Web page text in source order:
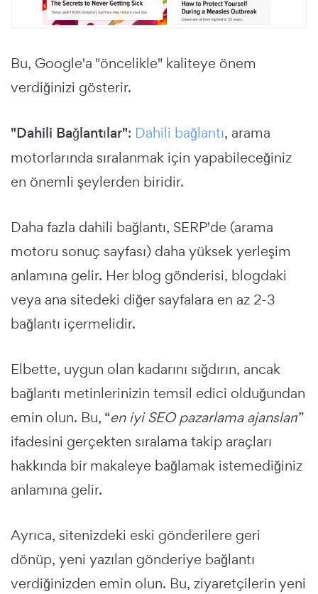
Bu, Google'a "öncelikle" kaliteye önem
verdiğinizi gösterir.
"Dahili Bağlantılar": Dahili bağlantı, arama
motorlarında sıralanmak için yapabileceğiniz
en önemli şeylerden biridir.
Daha fazla dahili bağlantı, SERP'de (arama
motoru sonuç sayfası) daha yüksek yerleşim
anlamına gelir. Her blog gönderisi, blogdaki
veya ana sitedeki diğer sayfalara en az 2-3
bağlantı içermelidir.
Elbette, uygun olan kadarını sığdırın, ancak
bağlantı metinlerinizin temsil edici olduğundan
emin olun. Bu, “en iyi SEO pazarlama ajansları”
ifadesini gerçekten sıralama takip araçları
hakkında bir makaleye bağlamak istemediğiniz
anlamına gelir.
Ayrıca, sitenizdeki eski gönderilere geri
dönüp, yeni yazılan gönderiye bağlantı
verdiğinizden emin olun. Bu, ziyaretçilerin yeni